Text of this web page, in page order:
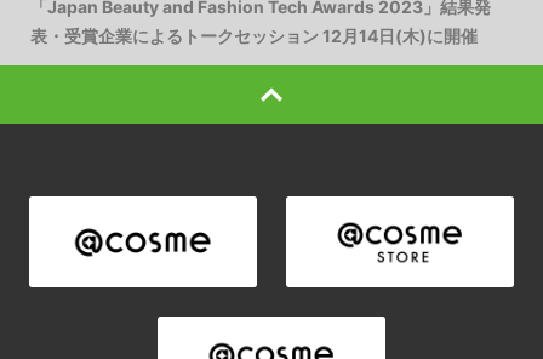
「Japan Beauty and Fashion Tech Awards 2023」結果発
表・受賞企業によるトークセッション 12月14日(木)に開催